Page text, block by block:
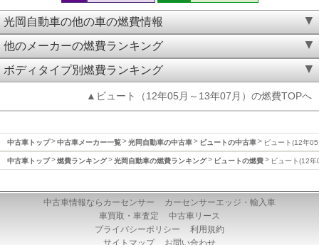
光岡自動車の他の車の燃費情報
他のメーカーの燃費ランキング
ボディタイプ別燃費ランキング
▲ビュート（12年05月～13年07月）の燃費TOPへ
中古車トップ 中古車メーカー一覧 光岡自動車の中古車 ビュートの中古車 ビュート(12年
中古車トップ 燃費ランキング 光岡自動車の燃費ランキング ビュートの燃費 ビュート(12
中古車情報ならカーセンサー
カーセンサーエッジ・輸入車
車買取・車査定
中古車リース
プライバシーポリシー
利用規約
サイトマップ
お問い合わせ